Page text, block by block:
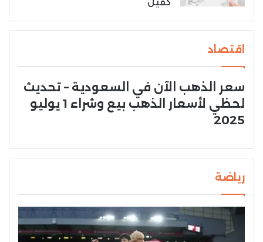
اقتصاد
سعر الذهب الآن في السعودية – تحديث
لحظي لأسعار الذهب بيع وشراء 1 يوليو
2025
رياضة